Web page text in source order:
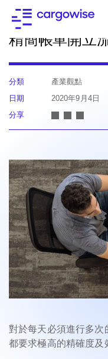
回到最新消息
精簡帳單開立
分類
產業觀點
日期
2020年9月4日
分享
對於每天必須進行多次
都要求極高的精確度及